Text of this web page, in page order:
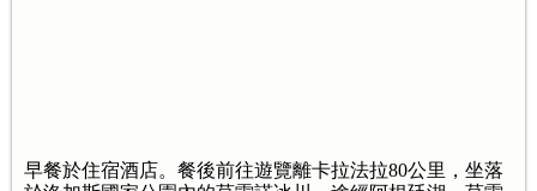
早餐於住宿酒店。餐後前往遊覽離卡拉法拉80公里，坐落